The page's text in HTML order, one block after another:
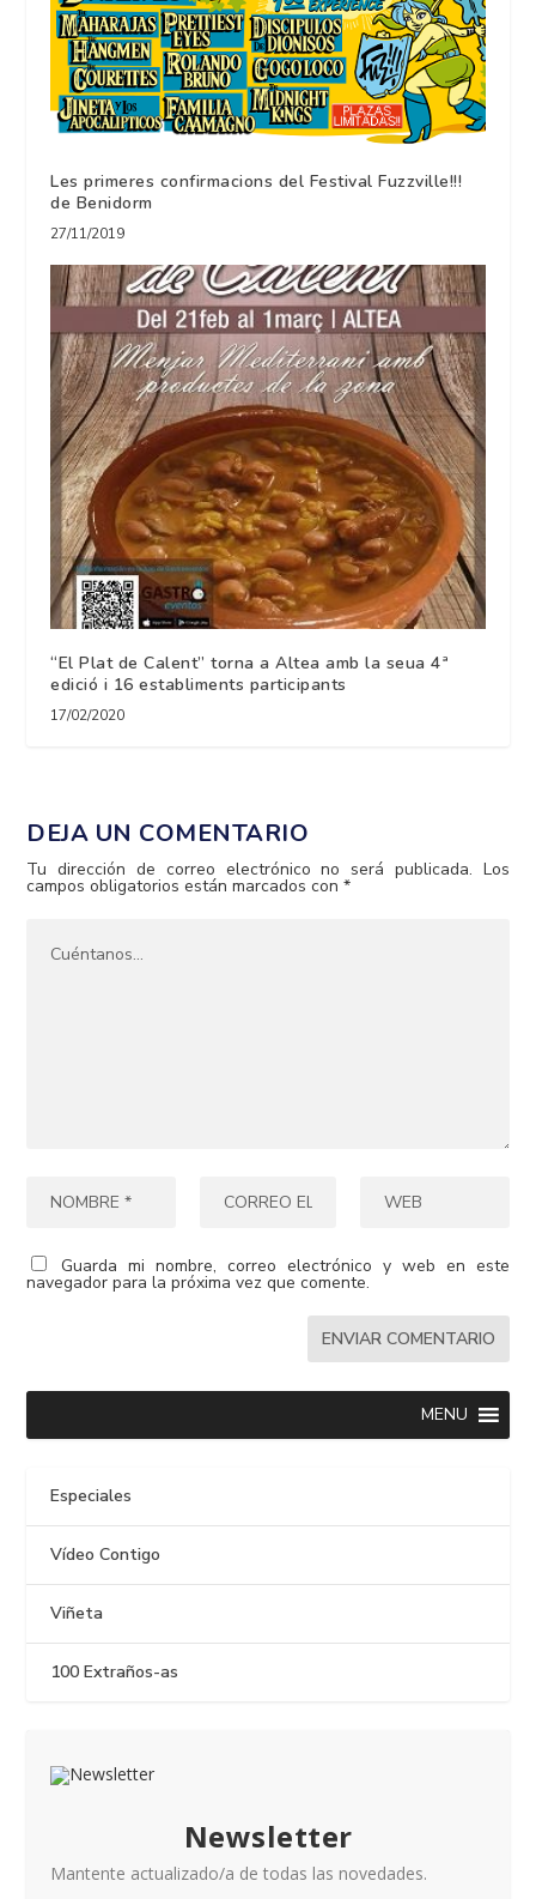
Les primeres confirmacions del Festival Fuzzville!!!
de Benidorm
27/11/2019
“El Plat de Calent” torna a Altea amb la seua 4ª
edició i 16 establiments participants
17/02/2020
DEJA UN COMENTARIO
Tu dirección de correo electrónico no será publicada. Los
campos obligatorios están marcados con*
Guarda mi nombre, correo electrónico y web en este
navegador para la próxima vez que comente.
MENU
Especiales
Vídeo Contigo
Viñeta
100 Extraños-as
Newsletter
Mantente actualizado/a de todas las novedades.